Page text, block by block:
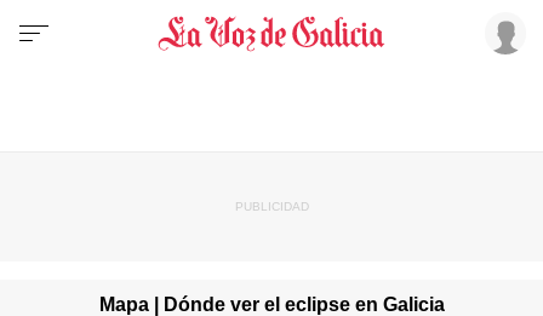
Mapa | Dónde ver el eclipse en Galicia